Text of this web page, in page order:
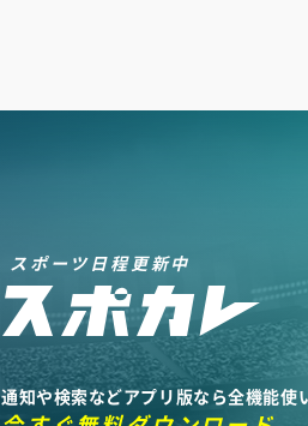
スポーツ日程更新中
通知や検索などアプリ版なら全機能使